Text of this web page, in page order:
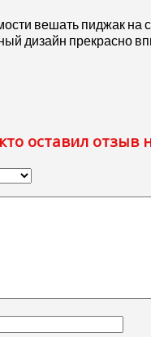
вешать пиджак
дизайн прекрасно
оставил